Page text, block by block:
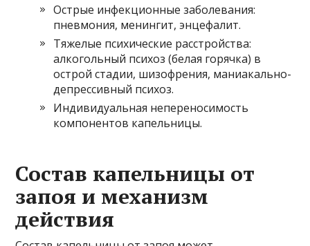
Острые инфекционные заболевания:
пневмония, менингит, энцефалит.
Тяжелые психические расстройства:
алкогольный психоз (белая горячка) в
острой стадии, шизофрения, маниакально-
депрессивный психоз.
Индивидуальная непереносимость
компонентов капельницы.
Состав капельницы от
запоя и механизм
действия